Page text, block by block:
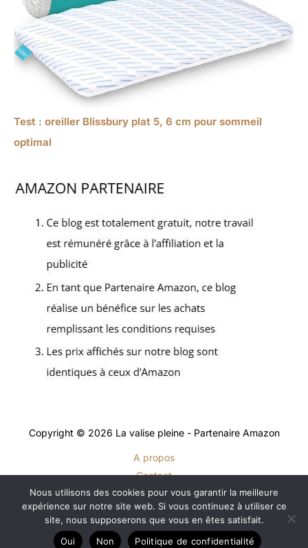
Test : oreiller Blissbury plat 5, 6 cm pour sommeil
optimal
Copyright © 2026 La valise pleine - Partenaire Amazon
A propos
Contact
Plan du site
Mentions légales
Politique de confidentialité
Nous utilisons des cookies pour vous garantir la meilleure
expérience sur notre site web. Si vous continuez à utiliser ce
site, nous supposerons que vous en êtes satisfait.
Oui
Non Politique de confidentialité